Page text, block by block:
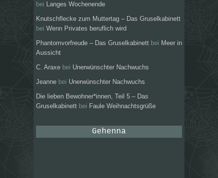
bei
Langes Wochenende
Knutschflecke zum Muttertag – Das Gruselkabinett
bei Wenn Privates beruflich wird
Phantomvorfreude – Das Gruselkabinett bei Meer in
Aussicht
C. Araxe bei Unerwünschter Nachwuchs
Jeanne bei Unerwünschter Nachwuchs
Die lieben Bewohner*innen, Teil 5 – Das
Gruselkabinett bei Faule Weihnachtsgrüße
Gehenna